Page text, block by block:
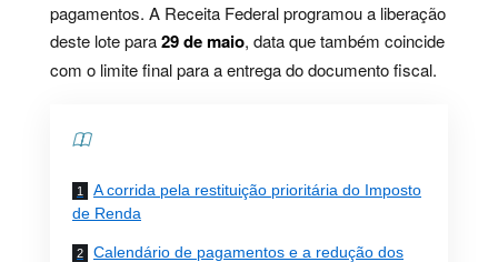
pagamentos. A Receita Federal programou a liberação
deste lote para29 de maio, data que também coincide
com o limite final para a entrega do documento fiscal.
A corrida pela restituição prioritária do Imposto
de Renda
Calendário de pagamentos e a redução dos